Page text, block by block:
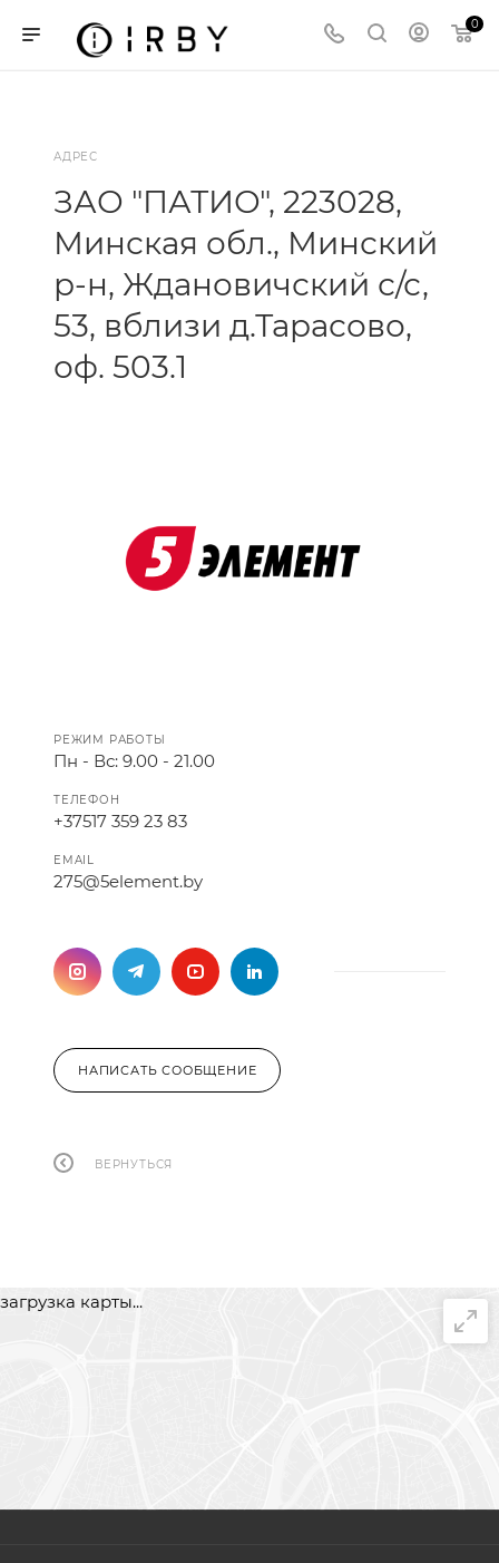
0
АДРЕС
ЗАО "ПАТИО", 223028,
Минская обл., Минский
р-н, Ждановичский с/с,
53, вблизи д.Тарасово,
оф. 503.1
РЕЖИМ РАБОТЫ
Пн - Вс: 9.00 - 21.00
ТЕЛЕФОН
+37517 359 23 83
EMAIL
275@5element.by
НАПИСАТЬ СООБЩЕНИЕ
ВЕРНУТЬСЯ
загрузка карты...